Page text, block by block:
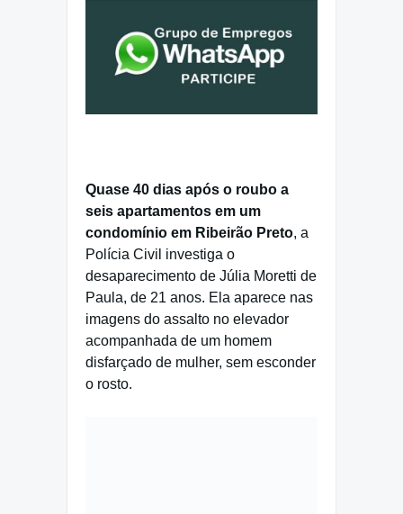
Quase 40 dias após o roubo a
seis apartamentos em um
condomínio em Ribeirão Preto, a
Polícia Civil investiga o
desaparecimento de Júlia Moretti de
Paula, de 21 anos. Ela aparece nas
imagens do assalto no elevador
acompanhada de um homem
disfarçado de mulher, sem esconder
o rosto.